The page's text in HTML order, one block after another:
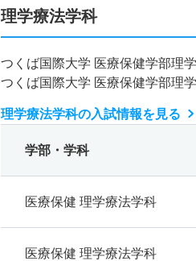
理学療法学科
つくば国際大学 医療保健学部理
つくば国際大学 医療保健学部理
理学療法学科の入試情報を見る
学部・学科
医療保健 理学療法学科
医療保健 理学療法学科